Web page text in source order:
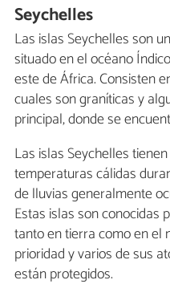
Seychelles
Las islas Seychelles son un
situado en el océano
este de África. Consisten
cuales son graníticas y
principal, donde se
Las islas Seychelles
temperaturas cálidas
de lluvias generalmente
Estas islas son conocidas
tanto en tierra como en el
prioridad y varios de sus
están protegidos.